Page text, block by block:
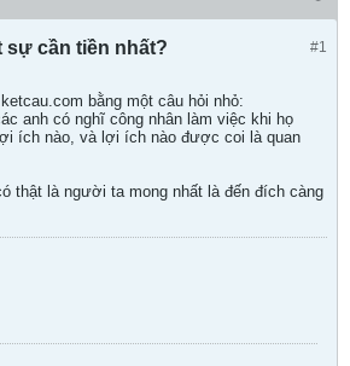
#1
sự cần tiền nhất?
bằng một câu hỏi nhỏ:
anh có nghĩ công nhân làm việc khi họ
ích nào, và lợi ích nào được coi là quan
thật là người ta mong nhất là đến đích càng